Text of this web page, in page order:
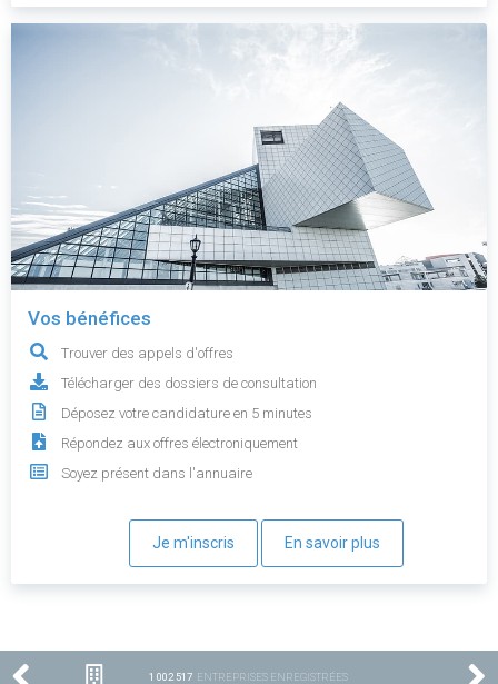
Vos bénéfices
Trouver des appels d'offres
Télécharger des dossiers de consultation
Déposez votre candidature en 5 minutes
Répondez aux offres électroniquement
Soyez présent dans l'annuaire
Je m'inscris En savoir plus
1 002 517 ENTREPRISES ENREGISTRÉES